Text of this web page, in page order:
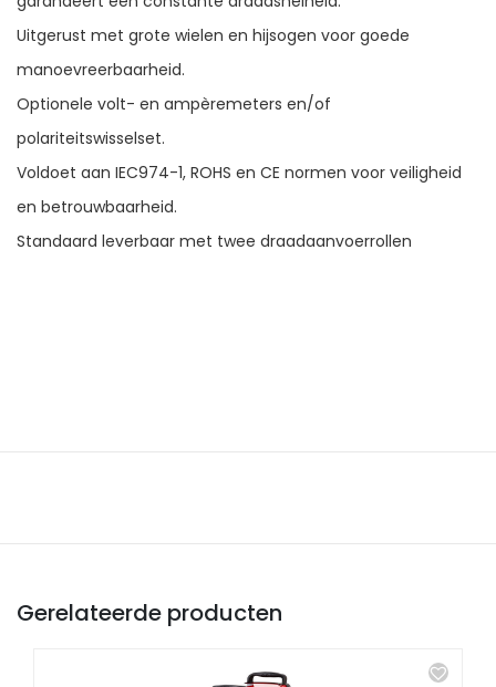
Uitgerust met grote wielen en hijsogen voor goede
manoevreerbaarheid.
Optionele volt- en ampèremeters en/of
polariteitswisselset.
Voldoet aan IEC974-1, ROHS en CE normen voor veiligheid
en betrouwbaarheid.
Standaard leverbaar met twee draadaanvoerrollen
Gerelateerde producten